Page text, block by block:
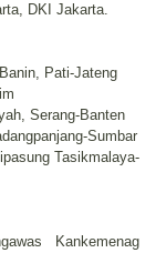
DKI Jakarta.
Pati-Jateng
Serang-Banten
Sumbar
Tasikmalaya-
Kankemenag